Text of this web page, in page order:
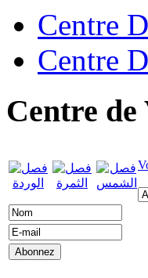
Centre
Centre
Centre